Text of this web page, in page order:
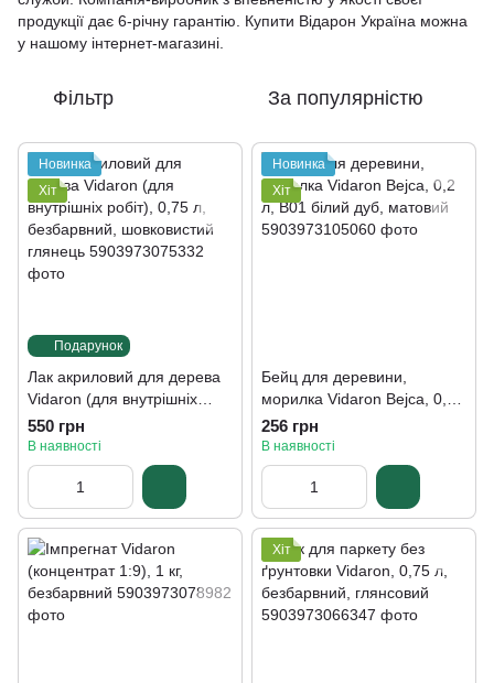
продукції дає 6-річну гарантію. Купити Відарон Україна можна
у нашому інтернет-магазині.
Фільтр За популярністю
Подарунок
Новинка
Хіт
Лак акриловий для дерева
Vidaron (для внутрішніх
робіт), 0,75 л, безбарвний,
шовковистий глянець
550 грн
В наявності
Новинка
Хіт
Бейц для деревини,
морилка Vidaron Bejca, 0,2
л, B01 білий дуб, матовий
256 грн
В наявності
Хіт